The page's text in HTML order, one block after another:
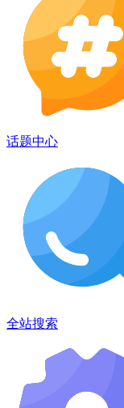
话题中心
全站搜索